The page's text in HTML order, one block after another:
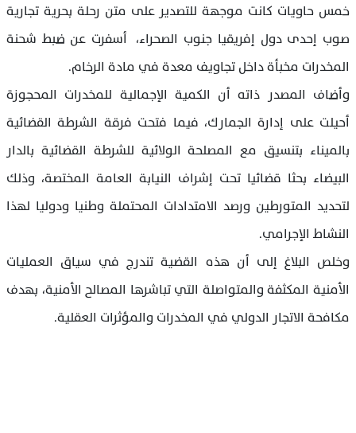
خمس حاويات كانت موجهة للتصدير على متن رحلة بحرية تجارية
صوب إحدى دول إفريقيا جنوب الصحراء، أسفرت عن ضبط شحنة
المخدرات مخبأة داخل تجاويف معدة في مادة الرخام.
وأضاف المصدر ذاته أن الكمية الإجمالية للمخدرات المحجوزة
أحيلت على إدارة الجمارك، فيما فتحت فرقة الشرطة القضائية
بالميناء بتنسيق مع المصلحة الولائية للشرطة القضائية بالدار
البيضاء بحثا قضائيا تحت إشراف النيابة العامة المختصة، وذلك
لتحديد المتورطين ورصد الامتدادات المحتملة وطنيا ودوليا لهذا
النشاط الإجرامي.
وخلص البلاغ إلى أن هذه القضية تندرج في سياق العمليات
الأمنية المكثفة والمتواصلة التي تباشرها المصالح الأمنية، بهدف
مكافحة الاتجار الدولي في المخدرات والمؤثرات العقلية.